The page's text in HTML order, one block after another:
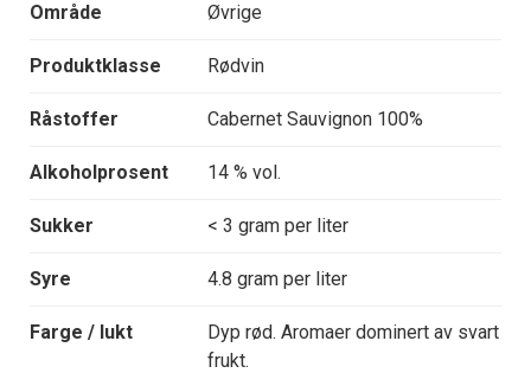
Område Øvrige
Produktklasse Rødvin
Råstoffer Cabernet Sauvignon 100%
Alkoholprosent 14 % vol.
Sukker < 3 gram per liter
Syre 4.8 gram per liter
Farge / lukt
Dyp rød. Aromaer dominert av svart
frukt.